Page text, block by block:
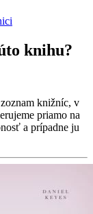
knihu?
knižníc, v
priamo na
a prípadne ju